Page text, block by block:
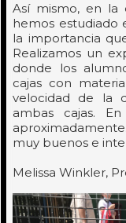
Así mismo, en
hemos estudiado
la importancia
Realizamos un
donde los
cajas con
velocidad de la
ambas cajas.
muy buenos e
Melissa Winkler,